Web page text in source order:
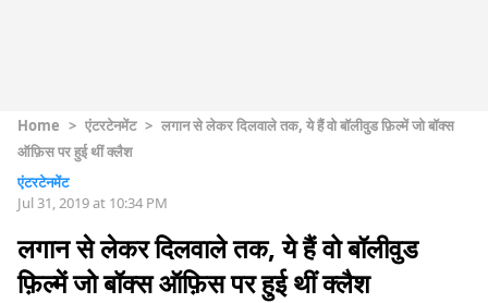
Home > एंटरटेनमेंट > लगान से लेकर दिलवाले तक, ये हैं वो बॉलीवुड फ़िल्में जो बॉक्स
ऑफ़िस पर हुई थीं क्लैश
एंटरटेनमेंट
Jul 31, 2019 at 10:34 PM
लगान से लेकर दिलवाले तक, ये हैं वो बॉलीवुड
फ़िल्में जो बॉक्स ऑफ़िस पर हुई थीं क्लैश